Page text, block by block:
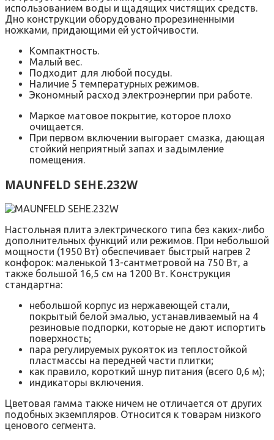
использованием воды и щадящих чистящих средств.
Дно конструкции оборудовано прорезиненными
ножками, придающими ей устойчивости.
Компактность.
Малый вес.
Подходит для любой посуды.
Наличие 5 температурных режимов.
Экономный расход электроэнергии при работе.
Маркое матовое покрытие, которое плохо
очищается.
При первом включении выгорает смазка, дающая
стойкий неприятный запах и задымление
помещения.
MAUNFELD SEHE.232W
Настольная плита электрического типа без каких-либо
дополнительных функций или режимов. При небольшой
мощности (1950 Вт) обеспечивает быстрый нагрев 2
конфорок: маленькой 13-сантметровой на 750 Вт, а
также большой 16,5 см на 1200 Вт. Конструкция
стандартна:
небольшой корпус из нержавеющей стали,
покрытый белой эмалью, устанавливаемый на 4
резиновые подпорки, которые не дают испортить
поверхность;
пара регулируемых рукояток из теплостойкой
пластмассы на передней части плитки;
как правило, короткий шнур питания (всего 0,6 м);
индикаторы включения.
Цветовая гамма также ничем не отличается от других
подобных экземпляров. Относится к товарам низкого
ценового сегмента.